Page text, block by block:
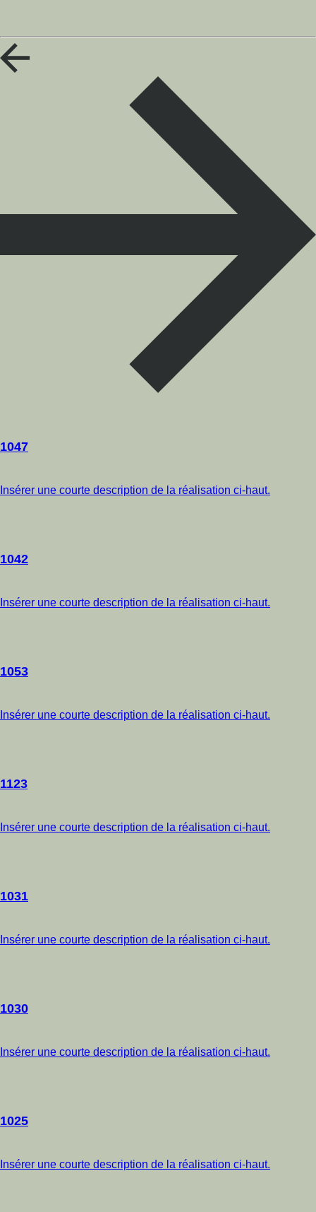
1047
Insérer une courte description de la réalisation ci-haut.
1042
Insérer une courte description de la réalisation ci-haut.
1053
Insérer une courte description de la réalisation ci-haut.
1123
Insérer une courte description de la réalisation ci-haut.
1031
Insérer une courte description de la réalisation ci-haut.
1030
Insérer une courte description de la réalisation ci-haut.
1025
Insérer une courte description de la réalisation ci-haut.